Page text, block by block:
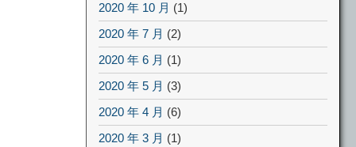
2020 年 10 月 (1)
2020 年 7 月 (2)
2020 年 6 月 (1)
2020 年 5 月 (3)
2020 年 4 月 (6)
2020 年 3 月 (1)